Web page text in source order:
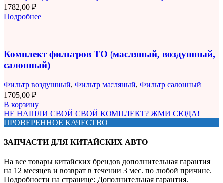
1782,00 ₽
Подробнее
Комплект фильтров ТО (масляный, воздушный,
салонный)
Фильтр воздушный, Фильтр масляный, Фильтр салонный
1705,00 ₽
В корзину
НЕ НАШЛИ СВОЙ СВОЙ КОМПЛЕКТ? ЖМИ СЮДА!
ПРОВЕРЕННОЕ КАЧЕСТВО
ЗАПЧАСТИ ДЛЯ КИТАЙСКИХ АВТО
На все товары китайских брендов дополнительная гарантия
на 12 месяцев и возврат в течении 3 мес. по любой причине.
Подробности на странице: Дополнительная гарантия.